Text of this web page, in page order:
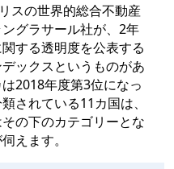
スの世界的総合不動産
グラサール社が、2年
する透明度を公表する
ックスというものがあ
2018年度第3位になっ
されている11カ国は、
の下のカテゴリーとな
えます。